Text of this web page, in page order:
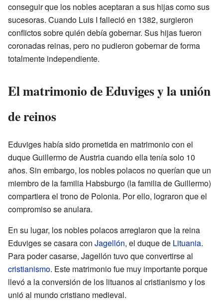
conseguir que los nobles aceptaran a sus hijas como sus
sucesoras. Cuando Luis I falleció en 1382, surgieron
conflictos sobre quién debía gobernar. Sus hijas fueron
coronadas reinas, pero no pudieron gobernar de forma
totalmente independiente.
El matrimonio de Eduviges y la unión
de reinos
Eduviges había sido prometida en matrimonio con el
duque Guillermo de Austria cuando ella tenía solo 10
años. Sin embargo, los nobles polacos no querían que un
miembro de la familia Habsburgo (la familia de Guillermo)
compartiera el trono de Polonia. Por ello, lograron que el
compromiso se anulara.
En su lugar, los nobles polacos arreglaron que la reina
Eduviges se casara con Jagellón, el duque de Lituania.
Para poder casarse, Jagellón tuvo que convertirse al
cristianismo. Este matrimonio fue muy importante porque
llevó a la conversión de los lituanos al cristianismo y los
unió al mundo cristiano medieval.